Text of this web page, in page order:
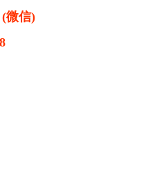
(微信)